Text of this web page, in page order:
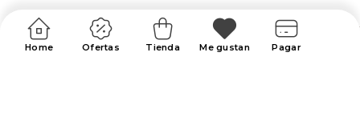
Home Ofertas Tienda Me gustan Pagar